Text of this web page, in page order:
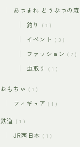
あつまれ どうぶつの森
釣り 1
イベント 3
ファッション 2
虫取り 1
おもちゃ 1
フィギュア 1
鉄道 1
JR西日本 1